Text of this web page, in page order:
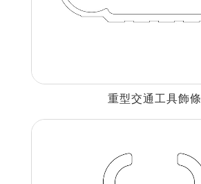
重型交通工具飾條